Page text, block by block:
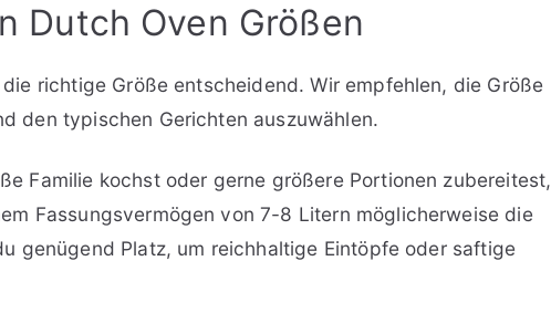
Dutch Oven Größen
richtige Größe entscheidend. Wir empfehlen, die Größe
den typischen Gerichten auszuwählen.
Familie kochst oder gerne größere Portionen zubereitest,
Fassungsvermögen von 7-8 Litern möglicherweise die
genügend Platz, um reichhaltige Eintöpfe oder saftige